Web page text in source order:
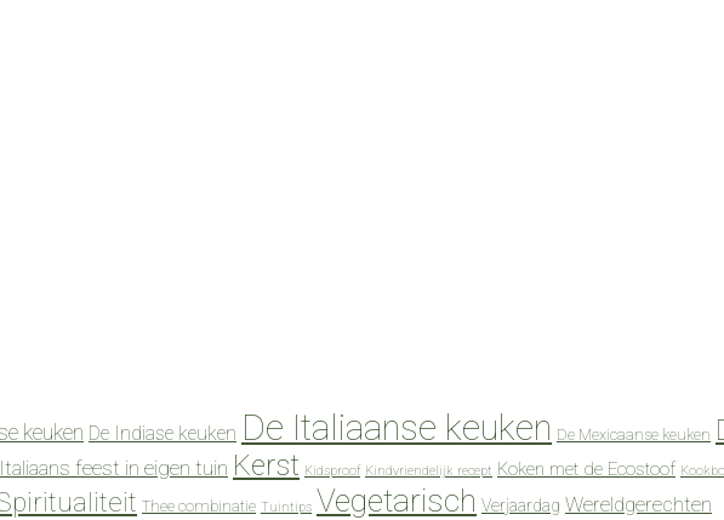
keuken De Indiase keuken De Italiaanse keuken De Mexicaanse keuken
Italiaans feest in eigen tuin Kerst Kidsproof Kindvriendelijk recept Koken met de Ecostoof
Thee combinatie Tuintips Vegetarisch Verjaardag Wereldgerechten